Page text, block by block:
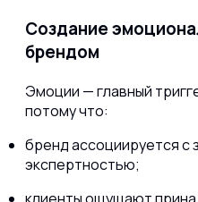
Создание
брендом
Эмоции — главный
потому что:
бренд ассоциируется с
экспертностью;